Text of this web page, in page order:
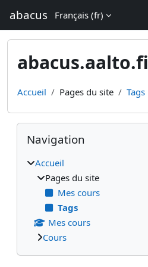
abacus Français ‎(fr)‎
abacus.aalto.fi
Accueil Pages du site Tags
Blocs
Passer Navigation
Navigation
Accueil
Pages du site
Mes cours
Tags
Mes cours
Cours